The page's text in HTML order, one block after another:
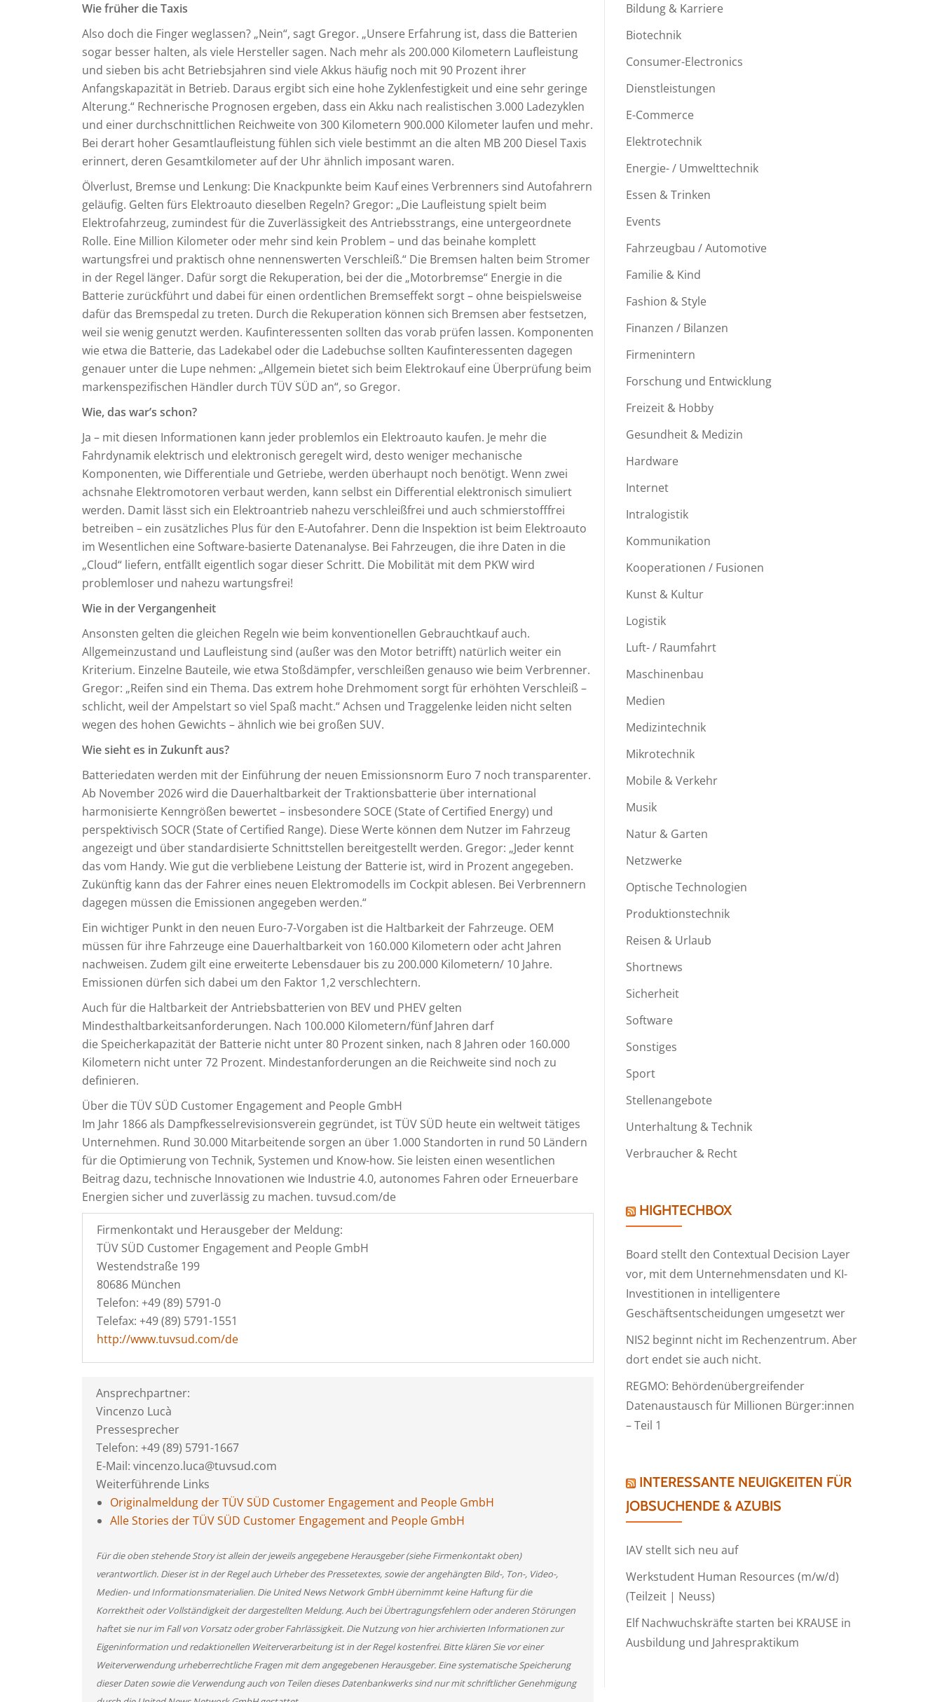
Wie früher die Taxis
Also doch die Finger weglassen? „Nein“, sagt Gregor. „Unsere Erfahrung ist, dass die Batterien
sogar besser halten, als viele Hersteller sagen. Nach mehr als 200.000 Kilometern Laufleistung
und sieben bis acht Betriebsjahren sind viele Akkus häufig noch mit 90 Prozent ihrer
Anfangskapazität in Betrieb. Daraus ergibt sich eine hohe Zyklenfestigkeit und eine sehr geringe
Alterung.“ Rechnerische Prognosen ergeben, dass ein Akku nach realistischen 3.000 Ladezyklen
und einer durchschnittlichen Reichweite von 300 Kilometern 900.000 Kilometer laufen und mehr.
Bei derart hoher Gesamtlaufleistung fühlen sich viele bestimmt an die alten MB 200 Diesel Taxis
erinnert, deren Gesamtkilometer auf der Uhr ähnlich imposant waren.
Ölverlust, Bremse und Lenkung: Die Knackpunkte beim Kauf eines Verbrenners sind Autofahrern
geläufig. Gelten fürs Elektroauto dieselben Regeln? Gregor: „Die Laufleistung spielt beim
Elektrofahrzeug, zumindest für die Zuverlässigkeit des Antriebsstrangs, eine untergeordnete
Rolle. Eine Million Kilometer oder mehr sind kein Problem – und das beinahe komplett
wartungsfrei und praktisch ohne nennenswerten Verschleiß.“ Die Bremsen halten beim Stromer
in der Regel länger. Dafür sorgt die Rekuperation, bei der die „Motorbremse“ Energie in die
Batterie zurückführt und dabei für einen ordentlichen Bremseffekt sorgt – ohne beispielsweise
dafür das Bremspedal zu treten. Durch die Rekuperation können sich Bremsen aber festsetzen,
weil sie wenig genutzt werden. Kaufinteressenten sollten das vorab prüfen lassen. Komponenten
wie etwa die Batterie, das Ladekabel oder die Ladebuchse sollten Kaufinteressenten dagegen
genauer unter die Lupe nehmen: „Allgemein bietet sich beim Elektrokauf eine Überprüfung beim
markenspezifischen Händler durch TÜV SÜD an“, so Gregor.
Wie, das war’s schon?
Ja – mit diesen Informationen kann jeder problemlos ein Elektroauto kaufen. Je mehr die
Fahrdynamik elektrisch und elektronisch geregelt wird, desto weniger mechanische
Komponenten, wie Differentiale und Getriebe, werden überhaupt noch benötigt. Wenn zwei
achsnahe Elektromotoren verbaut werden, kann selbst ein Differential elektronisch simuliert
werden. Damit lässt sich ein Elektroantrieb nahezu verschleißfrei und auch schmierstofffrei
betreiben – ein zusätzliches Plus für den E-Autofahrer. Denn die Inspektion ist beim Elektroauto
im Wesentlichen eine Software-basierte Datenanalyse. Bei Fahrzeugen, die ihre Daten in die
„Cloud“ liefern, entfällt eigentlich sogar dieser Schritt. Die Mobilität mit dem PKW wird
problemloser und nahezu wartungsfrei!
Wie in der Vergangenheit
Ansonsten gelten die gleichen Regeln wie beim konventionellen Gebrauchtkauf auch.
Allgemeinzustand und Laufleistung sind (außer was den Motor betrifft) natürlich weiter ein
Kriterium. Einzelne Bauteile, wie etwa Stoßdämpfer, verschleißen genauso wie beim Verbrenner.
Gregor: „Reifen sind ein Thema. Das extrem hohe Drehmoment sorgt für erhöhten Verschleiß –
schlicht, weil der Ampelstart so viel Spaß macht.“ Achsen und Traggelenke leiden nicht selten
wegen des hohen Gewichts – ähnlich wie bei großen SUV.
Wie sieht es in Zukunft aus?
Batteriedaten werden mit der Einführung der neuen Emissionsnorm Euro 7 noch transparenter.
Ab November 2026 wird die Dauerhaltbarkeit der Traktionsbatterie über international
harmonisierte Kenngrößen bewertet – insbesondere SOCE (State of Certified Energy) und
perspektivisch SOCR (State of Certified Range). Diese Werte können dem Nutzer im Fahrzeug
angezeigt und über standardisierte Schnittstellen bereitgestellt werden. Gregor: „Jeder kennt
das vom Handy. Wie gut die verbliebene Leistung der Batterie ist, wird in Prozent angegeben.
Zukünftig kann das der Fahrer eines neuen Elektromodells im Cockpit ablesen. Bei Verbrennern
dagegen müssen die Emissionen angegeben werden.“
Ein wichtiger Punkt in den neuen Euro-7-Vorgaben ist die Haltbarkeit der Fahrzeuge. OEM
müssen für ihre Fahrzeuge eine Dauerhaltbarkeit von 160.000 Kilometern oder acht Jahren
nachweisen. Zudem gilt eine erweiterte Lebensdauer bis zu 200.000 Kilometern/ 10 Jahre.
Emissionen dürfen sich dabei um den Faktor 1,2 verschlechtern.
Auch für die Haltbarkeit der Antriebsbatterien von BEV und PHEV gelten
Mindesthaltbarkeitsanforderungen. Nach 100.000 Kilometern/fünf Jahren darf
die Speicherkapazität der Batterie nicht unter 80 Prozent sinken, nach 8 Jahren oder 160.000
Kilometern nicht unter 72 Prozent. Mindestanforderungen an die Reichweite sind noch zu
definieren.
Über die TÜV SÜD Customer Engagement and People GmbH
Im Jahr 1866 als Dampfkesselrevisionsverein gegründet, ist TÜV SÜD heute ein weltweit tätiges
Unternehmen. Rund 30.000 Mitarbeitende sorgen an über 1.000 Standorten in rund 50 Ländern
für die Optimierung von Technik, Systemen und Know-how. Sie leisten einen wesentlichen
Beitrag dazu, technische Innovationen wie Industrie 4.0, autonomes Fahren oder Erneuerbare
Energien sicher und zuverlässig zu machen. tuvsud.com/de
Firmenkontakt und Herausgeber der Meldung:
TÜV SÜD Customer Engagement and People GmbH
Westendstraße 199
80686 München
Telefon: +49 (89) 5791-0
Telefax: +49 (89) 5791-1551
http://www.tuvsud.com/de
Ansprechpartner:
Vincenzo Lucà
Pressesprecher
Telefon: +49 (89) 5791-1667
E-Mail: vincenzo.luca@tuvsud.com
Weiterführende Links
Originalmeldung der TÜV SÜD Customer Engagement and People GmbH
Alle Stories der TÜV SÜD Customer Engagement and People GmbH
Für die oben stehende Story ist allein der jeweils angegebene Herausgeber (siehe Firmenkontakt oben)
verantwortlich. Dieser ist in der Regel auch Urheber des Pressetextes, sowie der angehängten Bild-, Ton-, Video-,
Medien- und Informationsmaterialien. Die United News Network GmbH übernimmt keine Haftung für die
Korrektheit oder Vollständigkeit der dargestellten Meldung. Auch bei Übertragungsfehlern oder anderen Störungen
haftet sie nur im Fall von Vorsatz oder grober Fahrlässigkeit. Die Nutzung von hier archivierten Informationen zur
Eigeninformation und redaktionellen Weiterverarbeitung ist in der Regel kostenfrei. Bitte klären Sie vor einer
Weiterverwendung urheberrechtliche Fragen mit dem angegebenen Herausgeber. Eine systematische Speicherung
dieser Daten sowie die Verwendung auch von Teilen dieses Datenbankwerks sind nur mit schriftlicher Genehmigung
Bildung & Karriere
Biotechnik
Consumer-Electronics
Dienstleistungen
E-Commerce
Elektrotechnik
Energie- / Umwelttechnik
Essen & Trinken
Events
Fahrzeugbau / Automotive
Familie & Kind
Fashion & Style
Finanzen / Bilanzen
Firmenintern
Forschung und Entwicklung
Freizeit & Hobby
Gesundheit & Medizin
Hardware
Internet
Intralogistik
Kommunikation
Kooperationen / Fusionen
Kunst & Kultur
Logistik
Luft- / Raumfahrt
Maschinenbau
Medien
Medizintechnik
Mikrotechnik
Mobile & Verkehr
Musik
Natur & Garten
Netzwerke
Optische Technologien
Produktionstechnik
Reisen & Urlaub
Shortnews
Sicherheit
Software
Sonstiges
Sport
Stellenangebote
Unterhaltung & Technik
Verbraucher & Recht
HIGHTECHBOX
Board stellt den Contextual Decision Layer
vor, mit dem Unternehmensdaten und KI-
Investitionen in intelligentere
Geschäftsentscheidungen umgesetzt wer
NIS2 beginnt nicht im Rechenzentrum. Aber
dort endet sie auch nicht.
REGMO: Behördenübergreifender
Datenaustausch für Millionen Bürger:innen
– Teil 1
INTERESSANTE NEUIGKEITEN FÜR
JOBSUCHENDE & AZUBIS
IAV stellt sich neu auf
Werkstudent Human Resources (m/w/d)
(Teilzeit | Neuss)
Elf Nachwuchskräfte starten bei KRAUSE in
Ausbildung und Jahrespraktikum